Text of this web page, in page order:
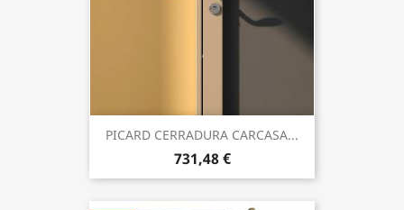
PICARD CERRADURA CARCASA...
731,48 €